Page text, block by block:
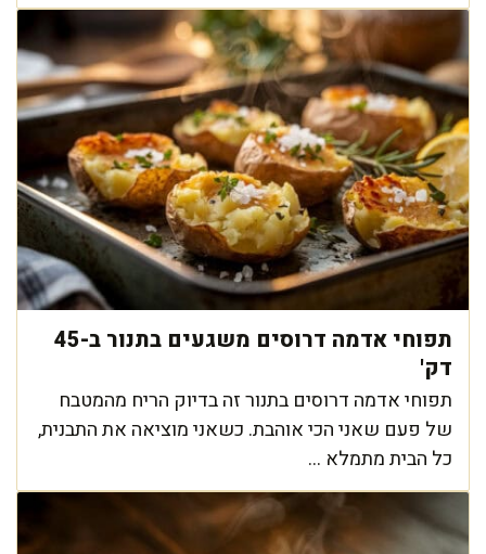
תפוחי אדמה דרוסים משגעים בתנור ב-45
דק'
תפוחי אדמה דרוסים בתנור זה בדיוק הריח מהמטבח
של פעם שאני הכי אוהבת. כשאני מוציאה את התבנית,
כל הבית מתמלא ...